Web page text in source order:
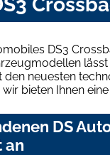
DS3
neuesten
bieten Ihnen
DS
an